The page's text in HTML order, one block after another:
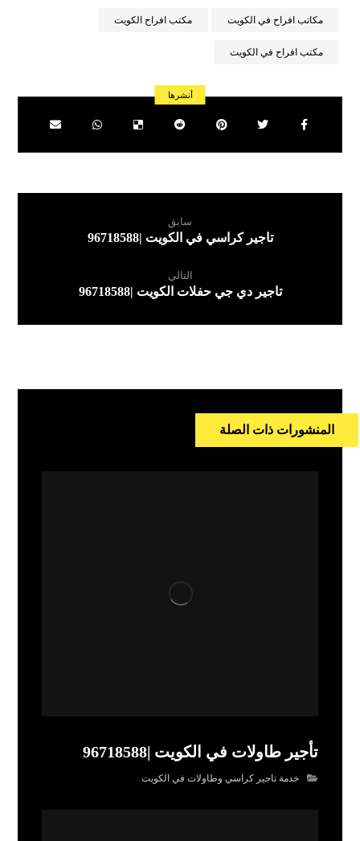
مكاتب افراح في الكويت مكتب افراح الكويت
مكتب افراح في الكويت
سابق
تاجير كراسي في الكويت |96718588
التالي
تاجير دي جي حفلات الكويت |96718588
المنشورات ذات الصلة
تأجير طاولات في الكويت |96718588
خدمة تاجير كراسي وطاولات في الكويت